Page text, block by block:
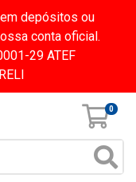
depósitos ou
conta oficial.
29 ATEF
0